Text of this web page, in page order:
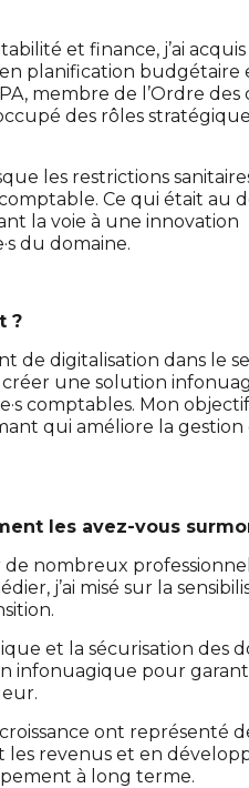
et finance, j’ai
planification budgétaire
membre de l’Ordre des
des rôles
les restrictions
Ce qui était au
la voie à une innovation
du domaine.
?
de digitalisation dans le
créer une solution
comptables. Mon
qui améliore la
les avez-vous
nombreux
j’ai misé sur la
et la sécurisation des
infonuagique pour
ont représenté
les revenus et en
à long terme.